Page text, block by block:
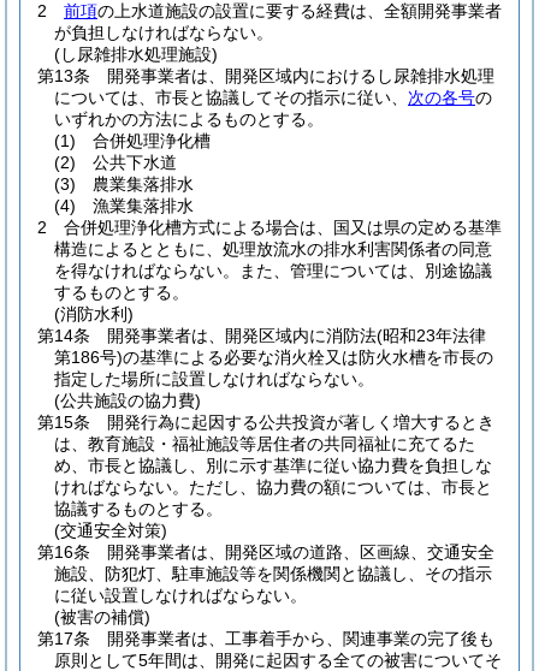
2
前項の上水道施設の設置に要する経費は、全額開発事業者
が負担しなければならない。
(し尿雑排水処理施設)
第13条
開発事業者は、開発区域内におけるし尿雑排水処理
については、市長と協議してその指示に従い、 次の各号の
いずれかの方法によるものとする。
(1)
合併処理浄化槽
(2)
公共下水道
(3)
農業集落排水
(4)
漁業集落排水
2
合併処理浄化槽方式による場合は、国又は県の定める基準
構造によるとともに、処理放流水の排水利害関係者の同意
を得なければならない。
また、管理については、別途協議
するものとする。
(消防水利)
第14条
開発事業者は、開発区域内に消防法(昭和23年法律
第186号)の基準による必要な消火栓又は防火水槽を市長の
指定した場所に設置しなければならない。
(公共施設の協力費)
第15条
開発行為に起因する公共投資が著しく増大するとき
は、教育施設・福祉施設等居住者の共同福祉に充てるた
め、市長と協議し、別に示す基準に従い協力費を負担しな
ければならない。 ただし、協力費の額については、市長と
協議するものとする。
(交通安全対策)
第16条
開発事業者は、開発区域の道路、区画線、交通安全
施設、防犯灯、駐車施設等を関係機関と協議し、その指示
に従い設置しなければならない。
(被害の補償)
第17条
開発事業者は、工事着手から、関連事業の完了後も
原則として5年間は、開発に起因する全ての被害についてそ